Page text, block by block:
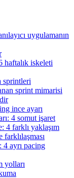
uygulamanın
haftalık iskeleti
sprintleri
sprint mimarisi
ince ayarı
4 somut işaret
4 farklı yaklaşım
ayrı pacing
yolları